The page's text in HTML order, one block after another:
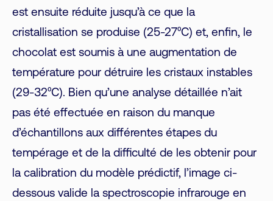
est ensuite réduite jusqu’à ce que la
cristallisation se produise (25-27⁰C) et, enfin, le
chocolat est soumis à une augmentation de
température pour détruire les cristaux instables
(29-32⁰C). Bien qu’une analyse détaillée n’ait
pas été effectuée en raison du manque
d’échantillons aux différentes étapes du
tempérage et de la difficulté de les obtenir pour
la calibration du modèle prédictif, l’image ci-
dessous valide la spectroscopie infrarouge en